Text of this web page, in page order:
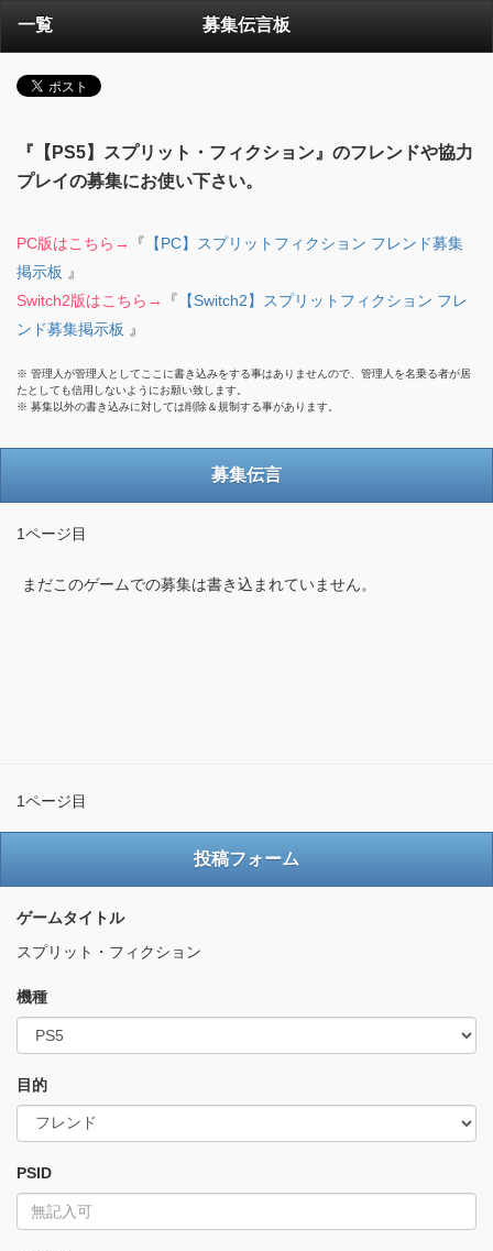
一覧 募集伝言板
『【PS5】スプリット・フィクション』のフレンドや協力
プレイの募集にお使い下さい。
PC版はこちら→ 『 【PC】スプリットフィクション フレンド募集
掲示板 』
Switch2版はこちら→
『 【Switch2】スプリットフィクション フレ
ンド募集掲示板 』
※ 管理人が管理人としてここに書き込みをする事はありませんので、管理人を名乗る者が居
たとしても信用しないようにお願い致します。
※ 募集以外の書き込みに対しては削除＆規制する事があります。
募集伝言
1ページ目
まだこのゲームでの募集は書き込まれていません。
1ページ目
投稿フォーム
ゲームタイトル
スプリット・フィクション
機種
目的
PSID